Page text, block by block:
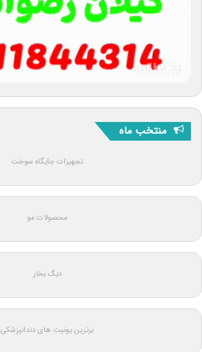
منتخب ماه
تجهیزات جایگاه سوخت
محصولات مو
دیگ بخار
برترین یونیت های دندانپزشکی